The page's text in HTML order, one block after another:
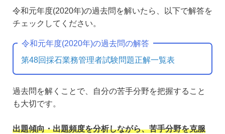
令和元年度(2020年)の過去問を解いたら、以下で解答を
チェックしてください。
令和元年度(2020年)の過去問の解答
第48回採石業務管理者試験問題正解一覧表
過去問を解くことで、自分の苦手分野を把握すること
も大切です。
出題傾向・出題頻度を分析しながら、苦手分野を克服